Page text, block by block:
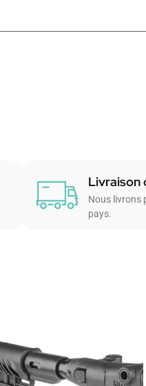
Livraison
Nous livrons
pays.